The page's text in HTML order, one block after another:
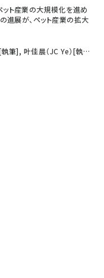
ット産業の大規模化を進め
の進展が、ペット産業の拡大
筆], 叶佳晨（JC Ye）[執